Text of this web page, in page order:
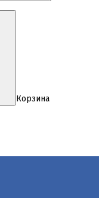
Корзина